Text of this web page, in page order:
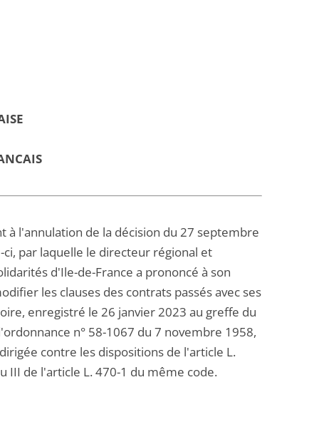
à l'annulation de la décision du 27 septembre
par laquelle le directeur régional et
d'Ile-de-France a prononcé à son
les clauses des contrats passés avec ses
enregistré le 26 janvier 2023 au greffe du
n° 58-1067 du 7 novembre 1958,
contre les dispositions de l'article L.
III de l'article L. 470-1 du même code.